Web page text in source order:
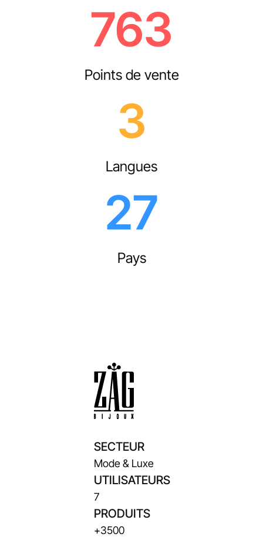
763
Points de vente
3
Langues
27
Pays
SECTEUR
Mode & Luxe
UTILISATEURS
7
PRODUITS
+3500